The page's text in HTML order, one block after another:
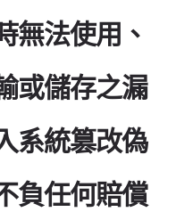
無法使用、
或儲存之漏
系統篡改偽
負任何賠償